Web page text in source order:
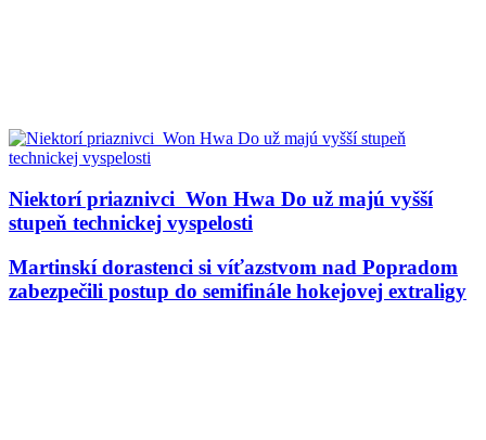
Niektorí priaznivci Won Hwa Do už majú vyšší
stupeň technickej vyspelosti
Martinskí dorastenci si víťazstvom nad Popradom
zabezpečili postup do semifinále hokejovej extraligy